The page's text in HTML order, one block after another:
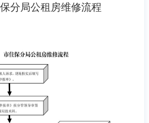
分局公租房维修流程